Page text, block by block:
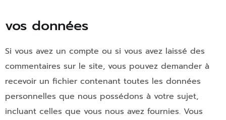
vos données
Si vous avez un compte ou si vous avez laissé des
commentaires sur le site, vous pouvez demander à
recevoir un fichier contenant toutes les données
personnelles que nous possédons à votre sujet,
incluant celles que vous nous avez fournies. Vous